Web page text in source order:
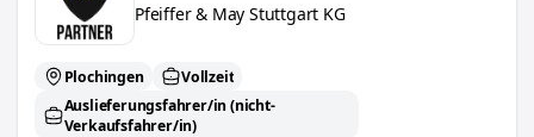
Pfeiffer & May Stuttgart KG
Plochingen
Vollzeit
Auslieferungsfahrer/in (nicht-
Verkaufsfahrer/in)